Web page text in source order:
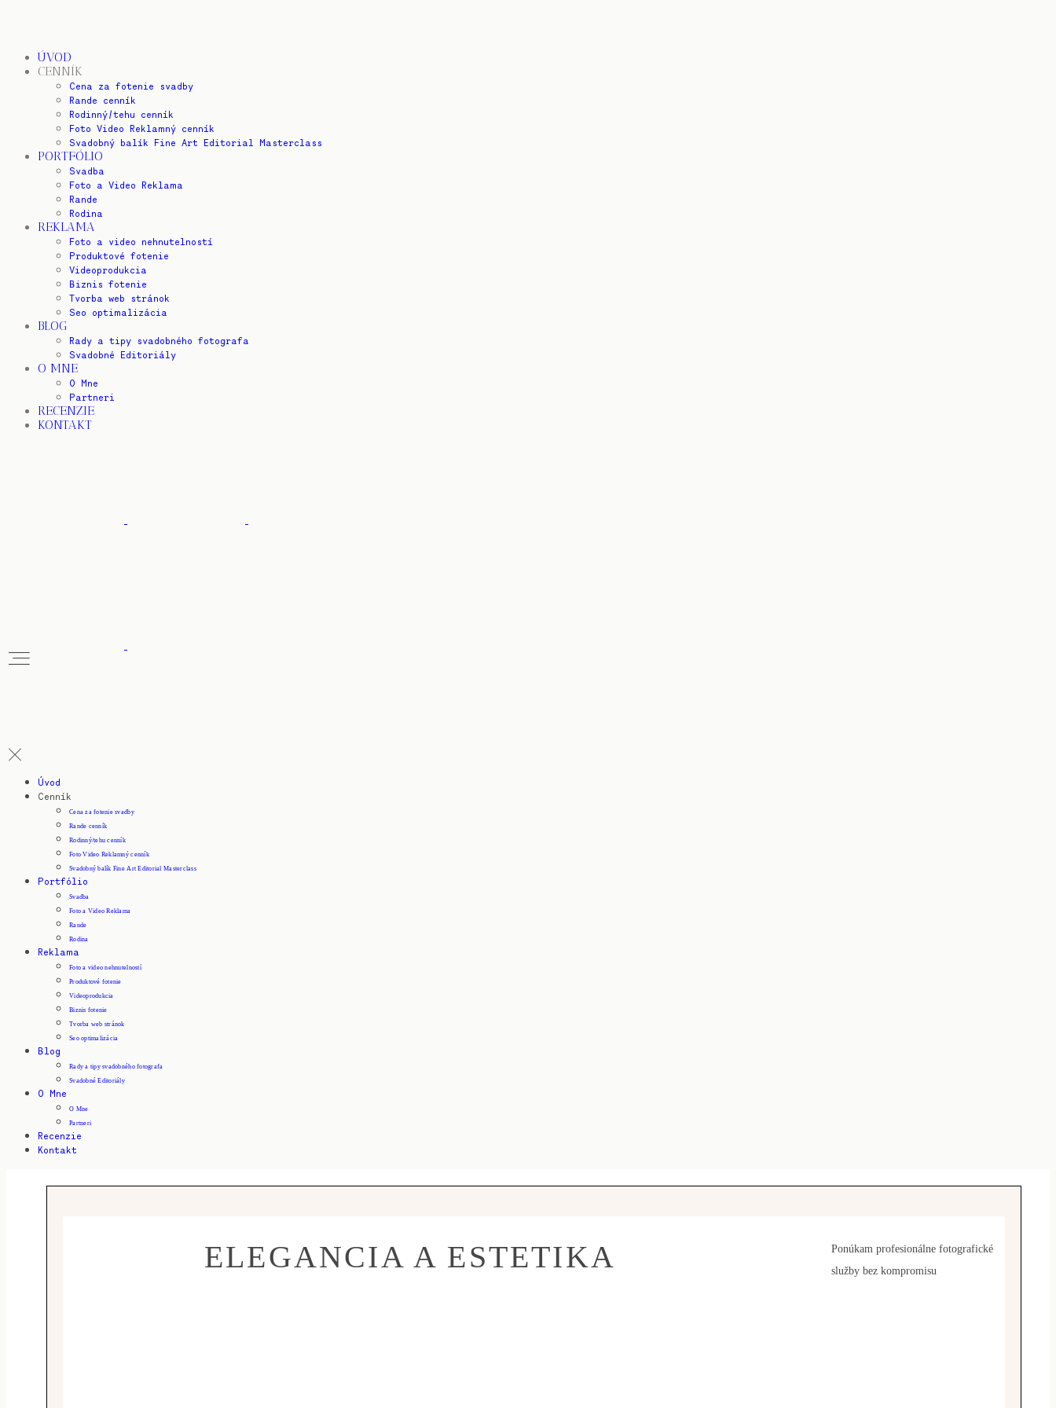
ÚVOD
CENNÍK
Cena za fotenie svadby
Rande cenník
Rodinný/tehu cenník
Foto Video Reklamný cenník
Svadobný balík Fine Art Editorial Masterclass
PORTFÓLIO
Svadba
Foto a Video Reklama
Rande
Rodina
REKLAMA
Foto a video nehnutelností
Produktové fotenie
Videoprodukcia
Biznis fotenie
Tvorba web stránok
Seo optimalizácia
BLOG
Rady a tipy svadobného fotografa
Svadobné Editoriály
O MNE
O Mne
Partneri
RECENZIE
KONTAKT
Úvod
Cenník
Cena za fotenie svadby
Rande cenník
Rodinný/tehu cenník
Foto Video Reklamný cenník
Svadobný balík Fine Art Editorial Masterclass
Portfólio
Svadba
Foto a Video Reklama
Rande
Rodina
Reklama
Foto a video nehnutelností
Produktové fotenie
Videoprodukcia
Biznis fotenie
Tvorba web stránok
Seo optimalizácia
Blog
Rady a tipy svadobného fotografa
Svadobné Editoriály
O Mne
O Mne
Partneri
Recenzie
Kontakt
Ponúkam profesionálne fotografické
služby bez kompromisu
ELEGANCIA A ESTETIKA